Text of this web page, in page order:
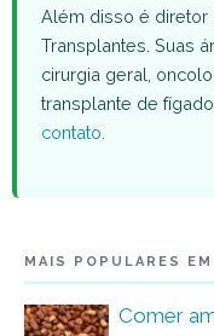
Além disso é diretor
Transplantes. Suas
cirurgia geral,
transplante de
contato
MAIS POPULARES
Comer